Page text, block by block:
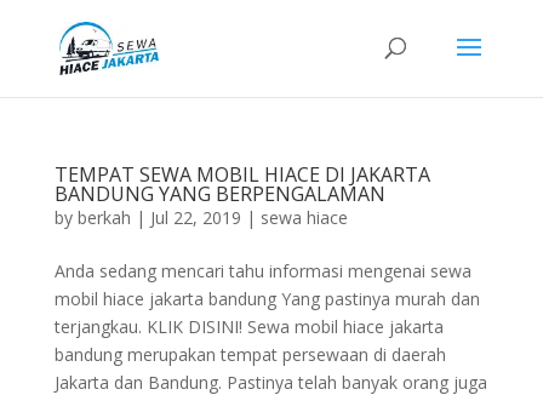
TEMPAT SEWA MOBIL HIACE DI JAKARTA
BANDUNG YANG BERPENGALAMAN
by berkah | Jul 22, 2019 | sewa hiace
Anda sedang mencari tahu informasi mengenai sewa
mobil hiace jakarta bandung Yang pastinya murah dan
terjangkau. KLIK DISINI! Sewa mobil hiace jakarta
bandung merupakan tempat persewaan di daerah
Jakarta dan Bandung. Pastinya telah banyak orang juga